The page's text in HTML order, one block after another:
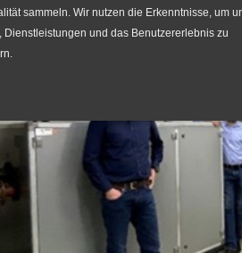
sammeln. Wir nutzen die Erkenntnisse, um
Dienstleistungen und das Benutzererlebnis zu